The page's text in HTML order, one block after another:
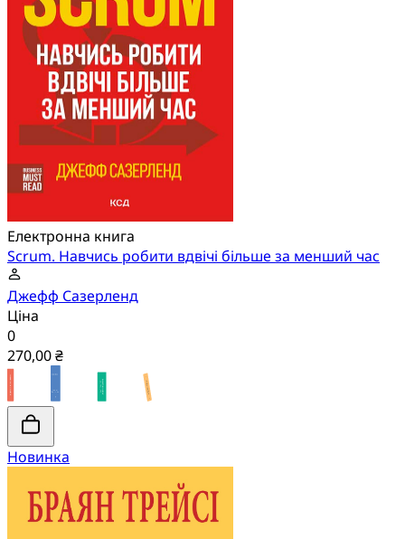
Електронна книга
Scrum. Навчись робити вдвічі більше за менший час
Джефф Сазерленд
Ціна
0
270,00 ₴
Новинка